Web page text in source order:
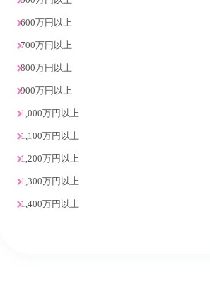
600万円以上
700万円以上
800万円以上
900万円以上
1,000万円以上
1,100万円以上
1,200万円以上
1,300万円以上
1,400万円以上